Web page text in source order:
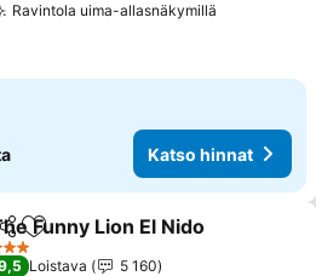
Ravintola uima-allasnäkymillä
Katso hinnat
Lisää suosikkeihin
Funny Lion El Nido
Tähtiluokitus
Loistava
5 160